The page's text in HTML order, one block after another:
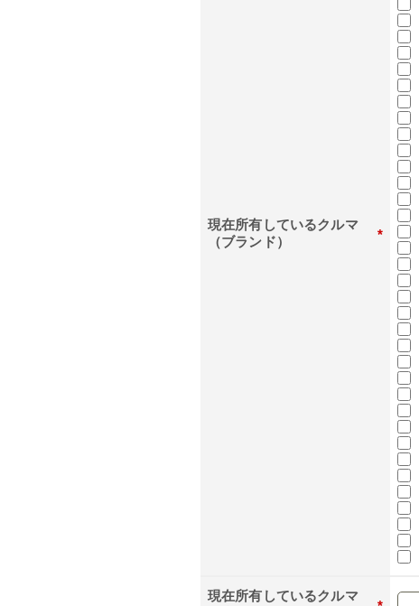
現在所有しているクルマ
（ブランド）
*
現在所有しているクルマ